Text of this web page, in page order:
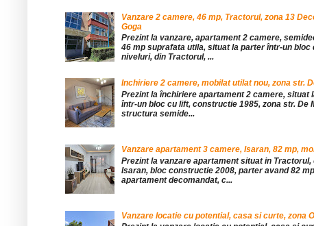
Vanzare 2 camere, 46 mp, Tractorul, zona 13
Goga
Prezint la vanzare, apartament 2 camere,
46 mp suprafata utila, situat la parter într-un bloc
niveluri, din Tractorul, ...
Inchiriere 2 camere, mobilat utilat nou, zona str.
Prezint la închiriere apartament 2 camere, situat
într-un bloc cu lift, constructie 1985, zona str. De
structura semide...
Vanzare apartament 3 camere, Isaran, 82 mp,
Prezint la vanzare apartament situat in Tractorul,
Isaran, bloc constructie 2008, parter avand 82
apartament decomandat, c...
Vanzare locatie cu potential, casa si curte, zona